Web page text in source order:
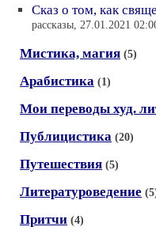
Сказ о том, как
рассказы, 27.01.2021
Мистика, магия (5)
Арабистика (1)
Мои переводы худ.
Публицистика (20)
Путешествия (5)
Литературоведение
Притчи (4)